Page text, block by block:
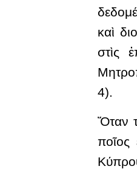
καὶ
στὶς
4).
Ὅταν
ποῖος